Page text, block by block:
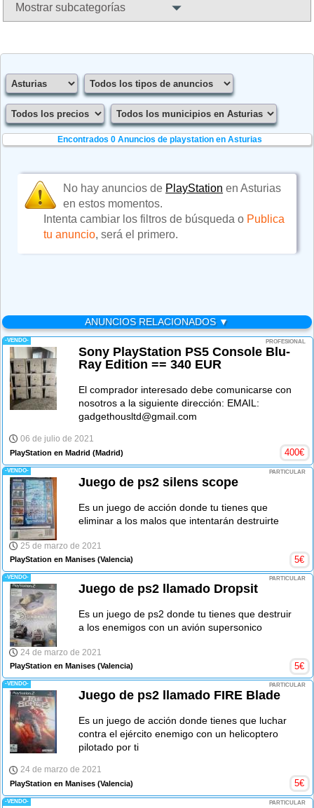
Mostrar subcategorías
Encontrados 0Anuncios de playstation en Asturias
No hay anuncios de PlayStation en Asturias
en estos momentos.
Intenta cambiar los filtros de búsqueda o Publica
tu anuncio, será el primero.
ANUNCIOS RELACIONADOS ▼
-VENDO- PROFESIONAL
Sony PlayStation PS5 Console Blu-
Ray Edition == 340 EUR
El comprador interesado debe comunicarse con
nosotros a la siguiente dirección: EMAIL:
gadgethousltd@gmail.com
06 de julio de 2021
PlayStation en Madrid (Madrid) 400€
-VENDO- PARTICULAR
Juego de ps2 silens scope
Es un juego de acción donde tu tienes que
eliminar a los malos que intentarán destruirte
25 de marzo de 2021
PlayStation en Manises (Valencia) 5€
-VENDO- PARTICULAR
Juego de ps2 llamado Dropsit
Es un juego de ps2 donde tu tienes que destruir
a los enemigos con un avión supersonico
24 de marzo de 2021
PlayStation en Manises (Valencia) 5€
-VENDO- PARTICULAR
Juego de ps2 llamado FIRE Blade
Es un juego de acción donde tienes que luchar
contra el ejército enemigo con un helicoptero
pilotado por ti
24 de marzo de 2021
PlayStation en Manises (Valencia) 5€
-VENDO- PARTICULAR